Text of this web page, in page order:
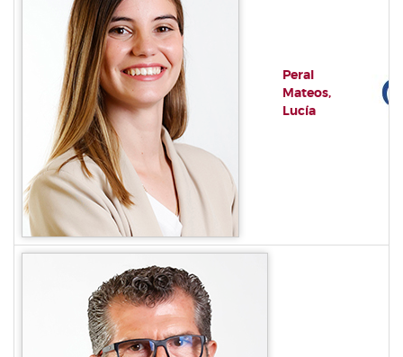
Peral
Mateos,
Lucía